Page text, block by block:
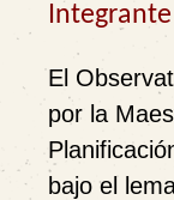
El
por la
bajo el